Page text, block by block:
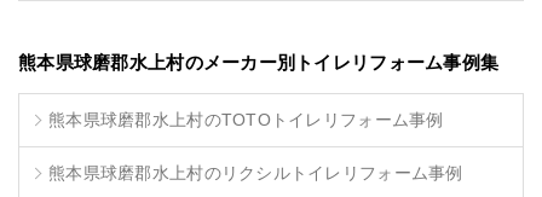
熊本県球磨郡水上村のメーカー別トイレリフォーム事例集
熊本県球磨郡水上村のTOTOトイレリフォーム事例
熊本県球磨郡水上村のリクシルトイレリフォーム事例